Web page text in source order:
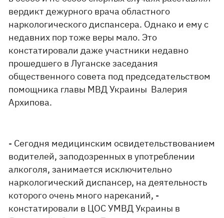
вердикт дежурного врача областного
наркологического диспансера. Однако и ему с
недавних пор тоже веры мало. Это
констатировали даже участники недавно
прошедшего в Луганске заседания
общественного совета под председательством
помощника главы МВД Украины Валерия
Архипова.
- Сегодня медицинским освидетельствованием
водителей, заподозренных в употреблении
алкоголя, занимается исключительно
наркологический диспансер, на деятельность
которого очень много нареканий, -
констатировали в ЦОС УМВД Украины в